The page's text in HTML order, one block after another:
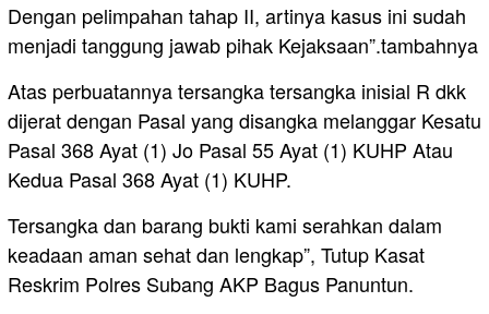
Dengan pelimpahan tahap II, artinya kasus ini sudah
menjadi tanggung jawab pihak Kejaksaan”.tambahnya
Atas perbuatannya tersangka tersangka inisial R dkk
dijerat dengan Pasal yang disangka melanggar Kesatu
Pasal 368 Ayat (1) Jo Pasal 55 Ayat (1) KUHP Atau
Kedua Pasal 368 Ayat (1) KUHP.
Tersangka dan barang bukti kami serahkan dalam
keadaan aman sehat dan lengkap”, Tutup Kasat
Reskrim Polres Subang AKP Bagus Panuntun.